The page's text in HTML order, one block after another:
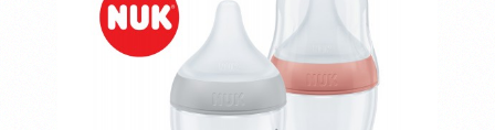
Додај во желби
Додај за споредба